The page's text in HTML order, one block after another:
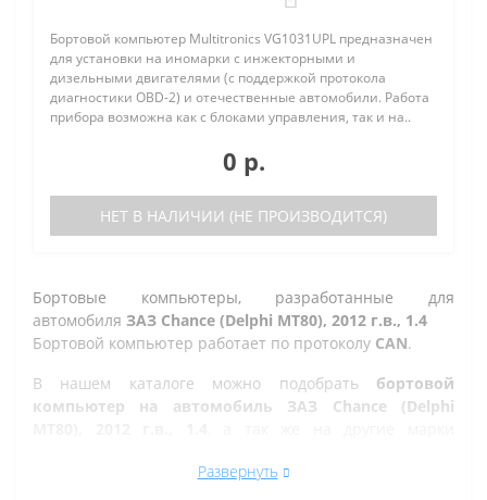
Бортовой компьютер Multitronics VG1031UPL предназначен
для установки на иномарки с инжекторными и
дизельными двигателями (с поддержкой протокола
диагностики OBD-2) и отечественные автомобили. Работа
прибора возможна как с блоками управления, так и на..
0 р.
НЕТ В НАЛИЧИИ (НЕ ПРОИЗВОДИТСЯ)
Бортовые компьютеры, разработанные для
автомобиля ЗАЗ Chance (Delphi MT80), 2012 г.в., 1.4
Бортовой компьютер работает по протоколу CAN.
В нашем каталоге можно подобрать бортовой
компьютер на автомобиль ЗАЗ Chance (Delphi
Развернуть